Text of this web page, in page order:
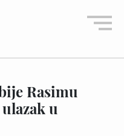
Rasimu
u